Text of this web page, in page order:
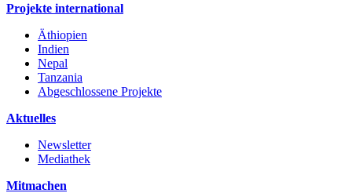
Projekte international
Äthiopien
Indien
Nepal
Tanzania
Abgeschlossene Projekte
Aktuelles
Newsletter
Mediathek
Mitmachen